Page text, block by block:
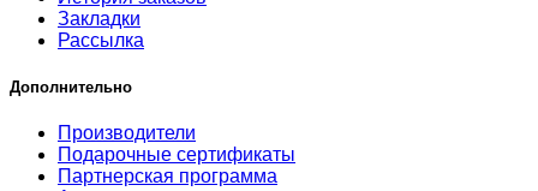
Закладки
Рассылка
Дополнительно
Производители
Подарочные сертификаты
Партнерская программа